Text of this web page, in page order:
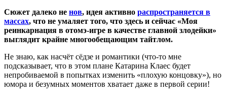
Сюжет далеко не нов, идея активно распространяется в
массах, что не умаляет того, что здесь и сейчас «Моя
реинкарнация в отомэ-игре в качестве главной злодейки»
выглядит крайне многообещающим тайтлом.
Не знаю, как насчёт сёдзе и романтики (что-то мне
подсказывает, что в этом плане Катарина Клаес будет
непробиваемой в попытках изменить «плохую концовку»), но
юмора и безумных моментов хватает даже в первой серии!